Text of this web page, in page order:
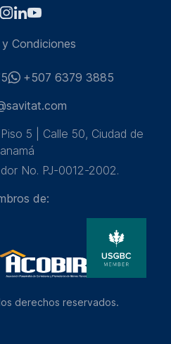
Condiciones
+507 6379 3885
5 | Calle 50, Ciudad de
No. PJ-0012-2002.
de:
derechos reservados.